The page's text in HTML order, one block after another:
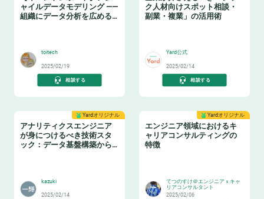
ャイルデータモデリング ——
組織にデータ分析を広める
toitech
2025/02/19
相談する
ク人材向けスポット相談・
副業・複業」の活用術
Yard公式
2025/02/14
相談する
Yardオリジナル
アナリティクスエンジニア
が身につけるべき技術スタ
ック：データ基盤構築からBI
kazuki
2025/02/14
Yardオリジナル
エンジニア領域におけるキ
ャリアコンサルティングの
特徴
てつのすけ＠エンジニアｘキャ
リアコンサルタント
2025/02/06